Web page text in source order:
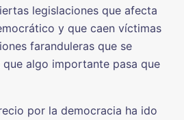
legislaciones que afecta
y que caen víctimas
faranduleras que se
algo importante pasa que
por la democracia ha ido